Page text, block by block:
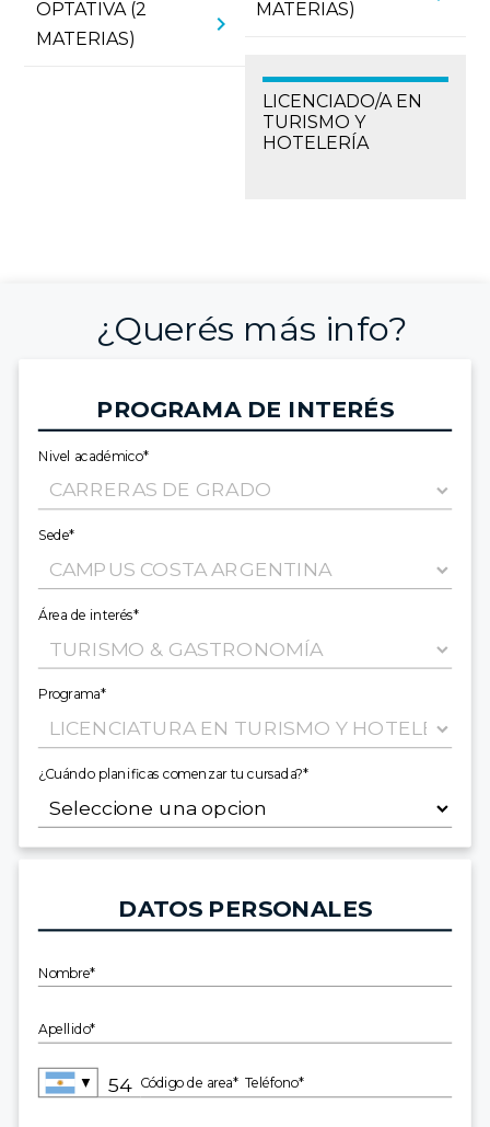
OPTATIVA (2
MATERIAS)
chevron_right
MATERIAS)
LICENCIADO/A EN
TURISMO Y
HOTELERÍA
¿Querés más info?
PROGRAMA DE INTERÉS
Nivel académico*
Sede*
Área de interés*
Programa*
¿Cuándo planificas comenzar tu cursada?*
DATOS PERSONALES
Nombre*
Apellido*
▼ Código de area* Teléfono*